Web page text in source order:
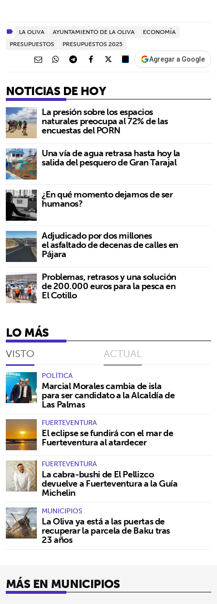
LA OLIVA AYUNTAMIENTO DE LA OLIVA
ECONOMÍA
PRESUPUESTOS
PRESUPUESTOS 2025
Agregar a Google
NOTICIAS DE HOY
La presión sobre los espacios
naturales preocupa al 72% de las
encuestas del PORN
Una vía de agua retrasa hasta hoy la
salida del pesquero de Gran Tarajal
¿En qué momento dejamos de ser
humanos?
Adjudicado por dos millones
el asfaltado de decenas de calles en
Pájara
Problemas, retrasos y una solución
de 200.000 euros para la pesca en
El Cotillo
LO MÁS
VISTO ACTUAL
POLÍTICA
Marcial Morales cambia de isla
para ser candidato a la Alcaldía de
Las Palmas
FUERTEVENTURA
El eclipse se fundirá con el mar de
Fuerteventura al atardecer
FUERTEVENTURA
La cabra-bushi de El Pellizco
devuelve a Fuerteventura a la Guía
Michelin
MUNICIPIOS
La Oliva ya está a las puertas de
recuperar la parcela de Baku tras
23 años
MÁS EN MUNICIPIOS